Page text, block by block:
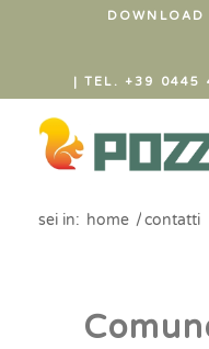
DOWNLOAD
| TEL. +39 0445
sei in: home /contatti